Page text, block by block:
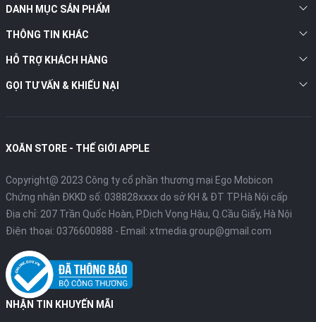
DANH MỤC SẢN PHẨM
THÔNG TIN KHÁC
HỖ TRỢ KHÁCH HÀNG
GỌI TƯ VẤN & KHIẾU NẠI
XOĂN STORE - THẾ GIỚI APPLE
Copyright@ 2023 Công ty cổ phần thương mại Ego Mobicon
Chứng nhận ĐKKD số: 038828xxxx do sở KH & ĐT TP.Hà Nội cấp
Địa chỉ: 207 Trần Quốc Hoàn, P.Dịch Vọng Hậu, Q.Cầu Giấy, Hà Nội
Điện thoại: 0376600888 - Email: xtmedia.group@gmail.com
NHẬN TIN KHUYẾN MÃI